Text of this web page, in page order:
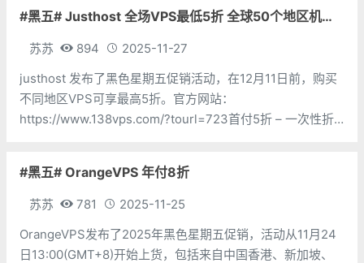
价
#黑五# Justhost 全场VPS最低5折 全球50个地区机房 不限流量
苏苏 894
2025-11-27
justhost 发布了黑色星期五促销活动，在12月11日前，购买
不同地区VPS可享最高5折。官方网站：
https://www.138vps.com/?tourl=723首付5折 – 一次性折
#黑五# OrangeVPS 年付8折
苏苏 781
2025-11-25
OrangeVPS发布了2025年黑色星期五促销，活动从11月24
日13:00(GMT+8)开始上货，包括来自中国香港、新加坡、